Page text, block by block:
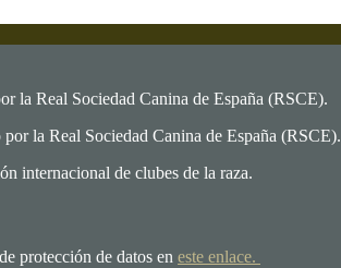
la Real Sociedad Canina de España (RSCE).
la Real Sociedad Canina de España (RSCE).
internacional de clubes de la raza.
protección de datos en este enlace.